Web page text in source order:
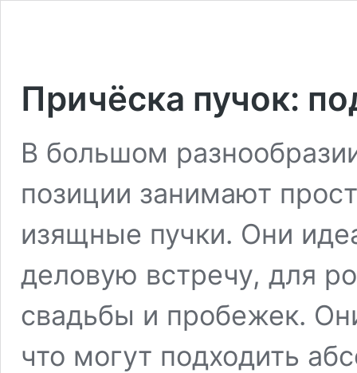
Причёска пучок:
В большом
позиции занимают
изящные пучки. Они
деловую встречу, для
свадьбы и пробежек.
что могут подходить